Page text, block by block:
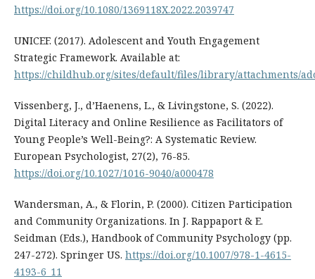
https://doi.org/10.1080/1369118X.2022.2039747
UNICEF. (2017). Adolescent and Youth Engagement
Strategic Framework. Available at:
https://childhub.org/sites/default/files/library/attachments/
Vissenberg, J., d’Haenens, L., & Livingstone, S. (2022).
Digital Literacy and Online Resilience as Facilitators of
Young People’s Well-Being?: A Systematic Review.
European Psychologist, 27(2), 76-85.
https://doi.org/10.1027/1016-9040/a000478
Wandersman, A., & Florin, P. (2000). Citizen Participation
and Community Organizations. In J. Rappaport & E.
Seidman (Eds.), Handbook of Community Psychology (pp.
247-272). Springer US. https://doi.org/10.1007/978-1-4615-
4193-6_11